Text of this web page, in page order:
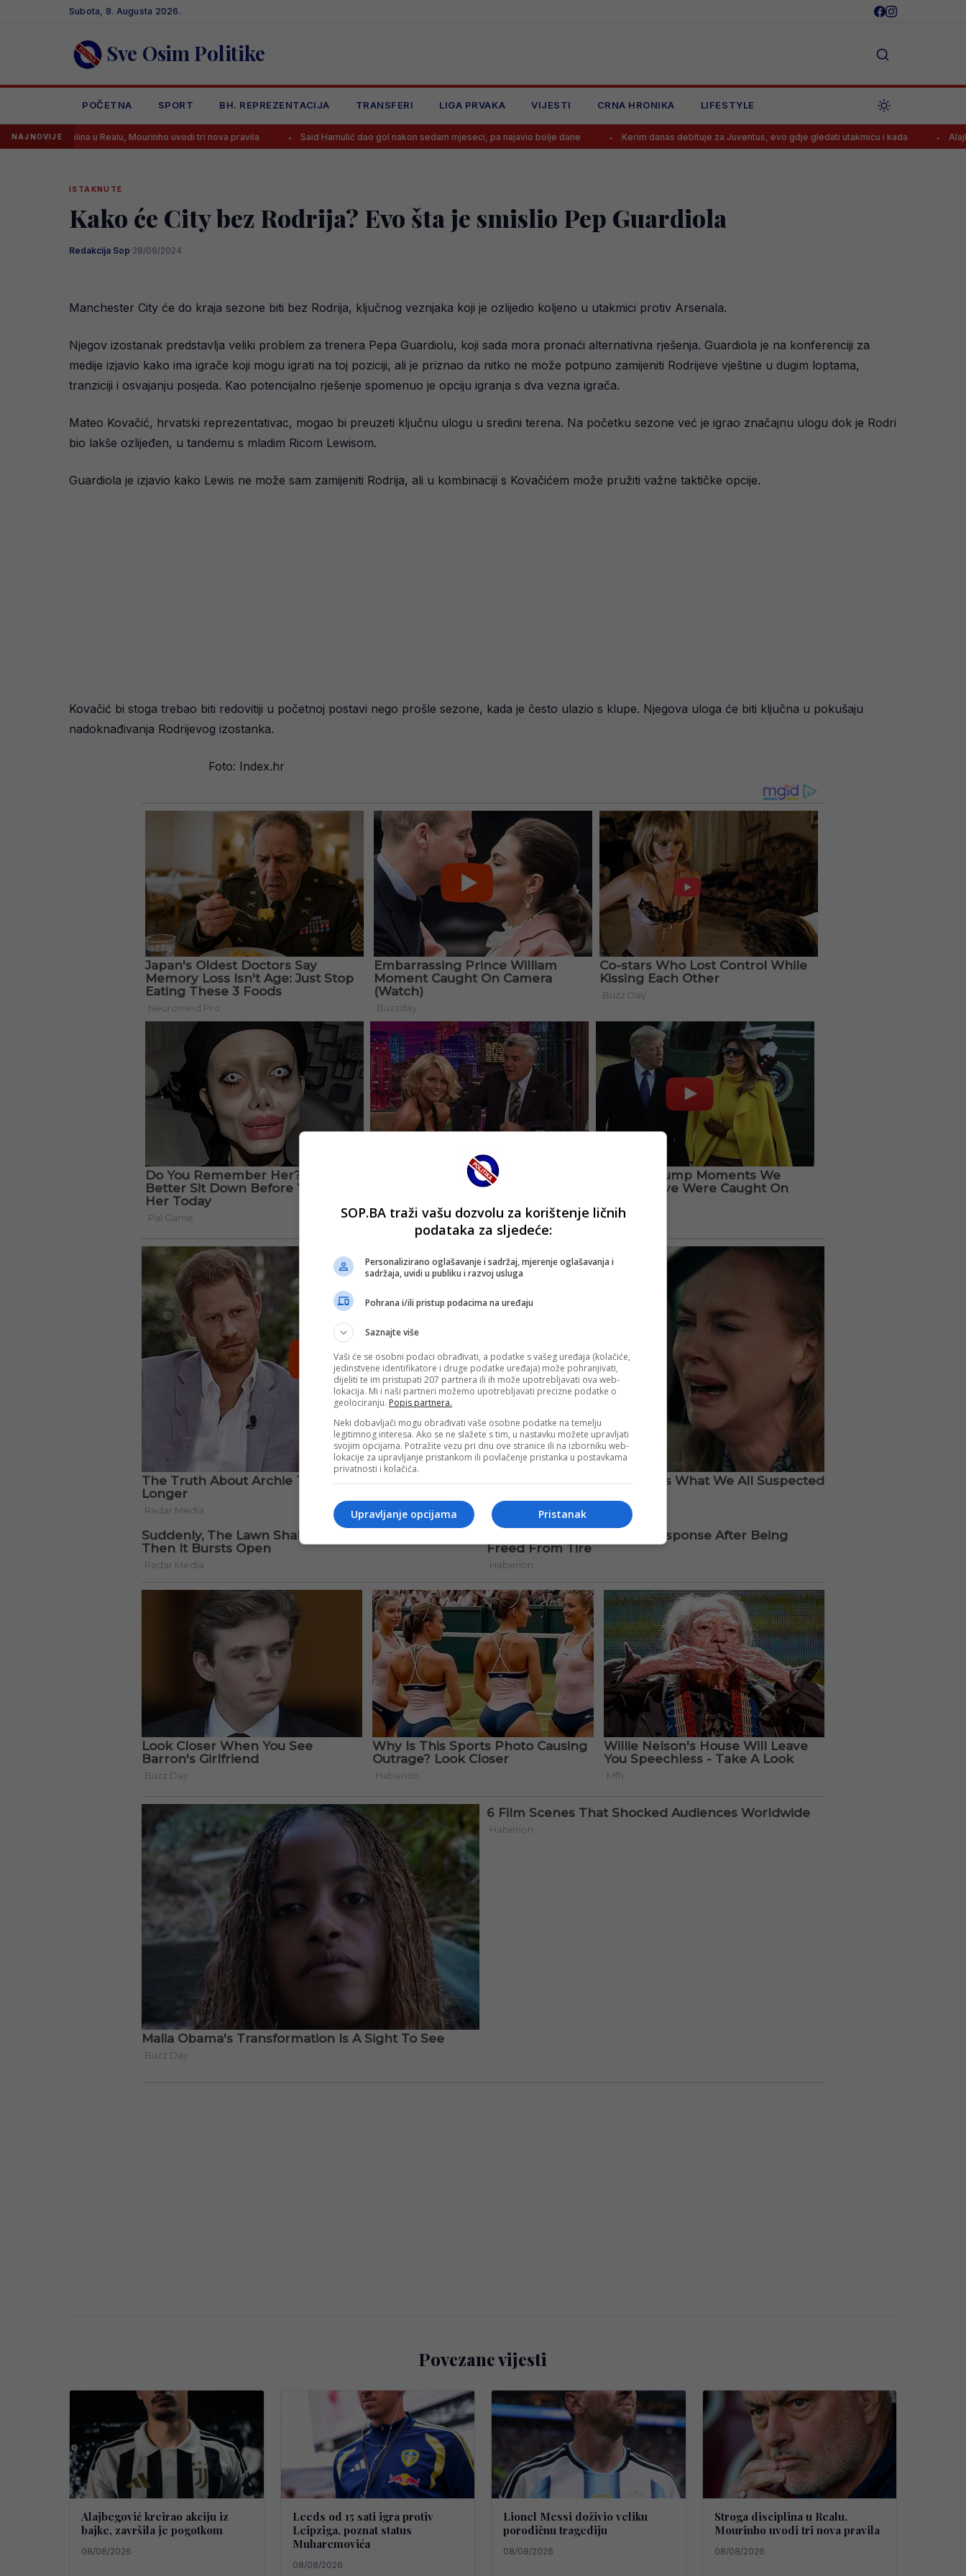
Subota, 8. Augusta 2026.
Sve Osim Politike
POČETNA SPORT BH. REPREZENTACIJA TRANSFERI LIGA PRVAKA VIJESTI CRNA HRONIKA LIFESTYLE
NAJNOVIJEu Realu, Mourinho uvodi tri nova pravila Said Hamulić dao gol nakon sedam mjeseci, pa najavio bolje dane Kerim danas debituje za Juventus, evo gdje gledati utakmicu i kada Alajbegović
ISTAKNUTE
Kako će City bez Rodrija? Evo šta je smislio Pep Guardiola
Redakcija Sop·28/09/2024
Manchester City će do kraja sezone biti bez Rodrija, ključnog veznjaka koji je ozlijedio koljeno u utakmici protiv Arsenala.
Njegov izostanak predstavlja veliki problem za trenera Pepa Guardiolu, koji sada mora pronaći alternativna rješenja. Guardiola je na konferenciji za
medije izjavio kako ima igrače koji mogu igrati na toj poziciji, ali je priznao da nitko ne može potpuno zamijeniti Rodrijeve vještine u dugim loptama,
tranziciji i osvajanju posjeda. Kao potencijalno rješenje spomenuo je opciju igranja s dva vezna igrača.
Mateo Kovačić, hrvatski reprezentativac, mogao bi preuzeti ključnu ulogu u sredini terena. Na početku sezone već je igrao značajnu ulogu dok je Rodri
bio lakše ozlijeđen, u tandemu s mladim Ricom Lewisom.
Guardiola je izjavio kako Lewis ne može sam zamijeniti Rodrija, ali u kombinaciji s Kovačićem može pružiti važne taktičke opcije.
Kovačić bi stoga trebao biti redovitiji u početnoj postavi nego prošle sezone, kada je često ulazio s klupe. Njegova uloga će biti ključna u pokušaju
nadoknađivanja Rodrijevog izostanka.
Foto: Index.hr
Povezane vijesti
Alajbegović kreirao akciju iz
bajke, završila je pogotkom
08/08/2026
Leeds od 15 sati igra protiv
Leipziga, poznat status
Muharemovića
08/08/2026
Lionel Messi doživio veliku
porodičnu tragediju
08/08/2026
Stroga disciplina u Realu,
Mourinho uvodi tri nova pravila
08/08/2026
SOP.BA traži vašu dozvolu za korištenje ličnih
podataka za sljedeće:
Personalizirano oglašavanje i sadržaj, mjerenje oglašavanja i
sadržaja, uvidi u publiku i razvoj usluga
Pohrana i/ili pristup podacima na uređaju
Saznajte više
Vaši će se osobni podaci obrađivati, a podatke s vašeg uređaja (kolačiće,
jedinstvene identifikatore i druge podatke uređaja) može pohranjivati,
dijeliti te im pristupati 207 partnera ili ih može upotrebljavati ova web-
lokacija. Mi i naši partneri možemo upotrebljavati precizne podatke o
geolociranju. Popis partnera.
Neki dobavljači mogu obrađivati vaše osobne podatke na temelju
legitimnog interesa. Ako se ne slažete s tim, u nastavku možete upravljati
svojim opcijama. Potražite vezu pri dnu ove stranice ili na izborniku web-
lokacije za upravljanje pristankom ili povlačenje pristanka u postavkama
privatnosti i kolačića.
Pristanak
Upravljanje opcijama